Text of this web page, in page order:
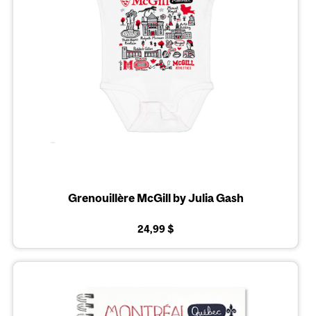
Grenouillère McGill by Julia Gash
24,99 $